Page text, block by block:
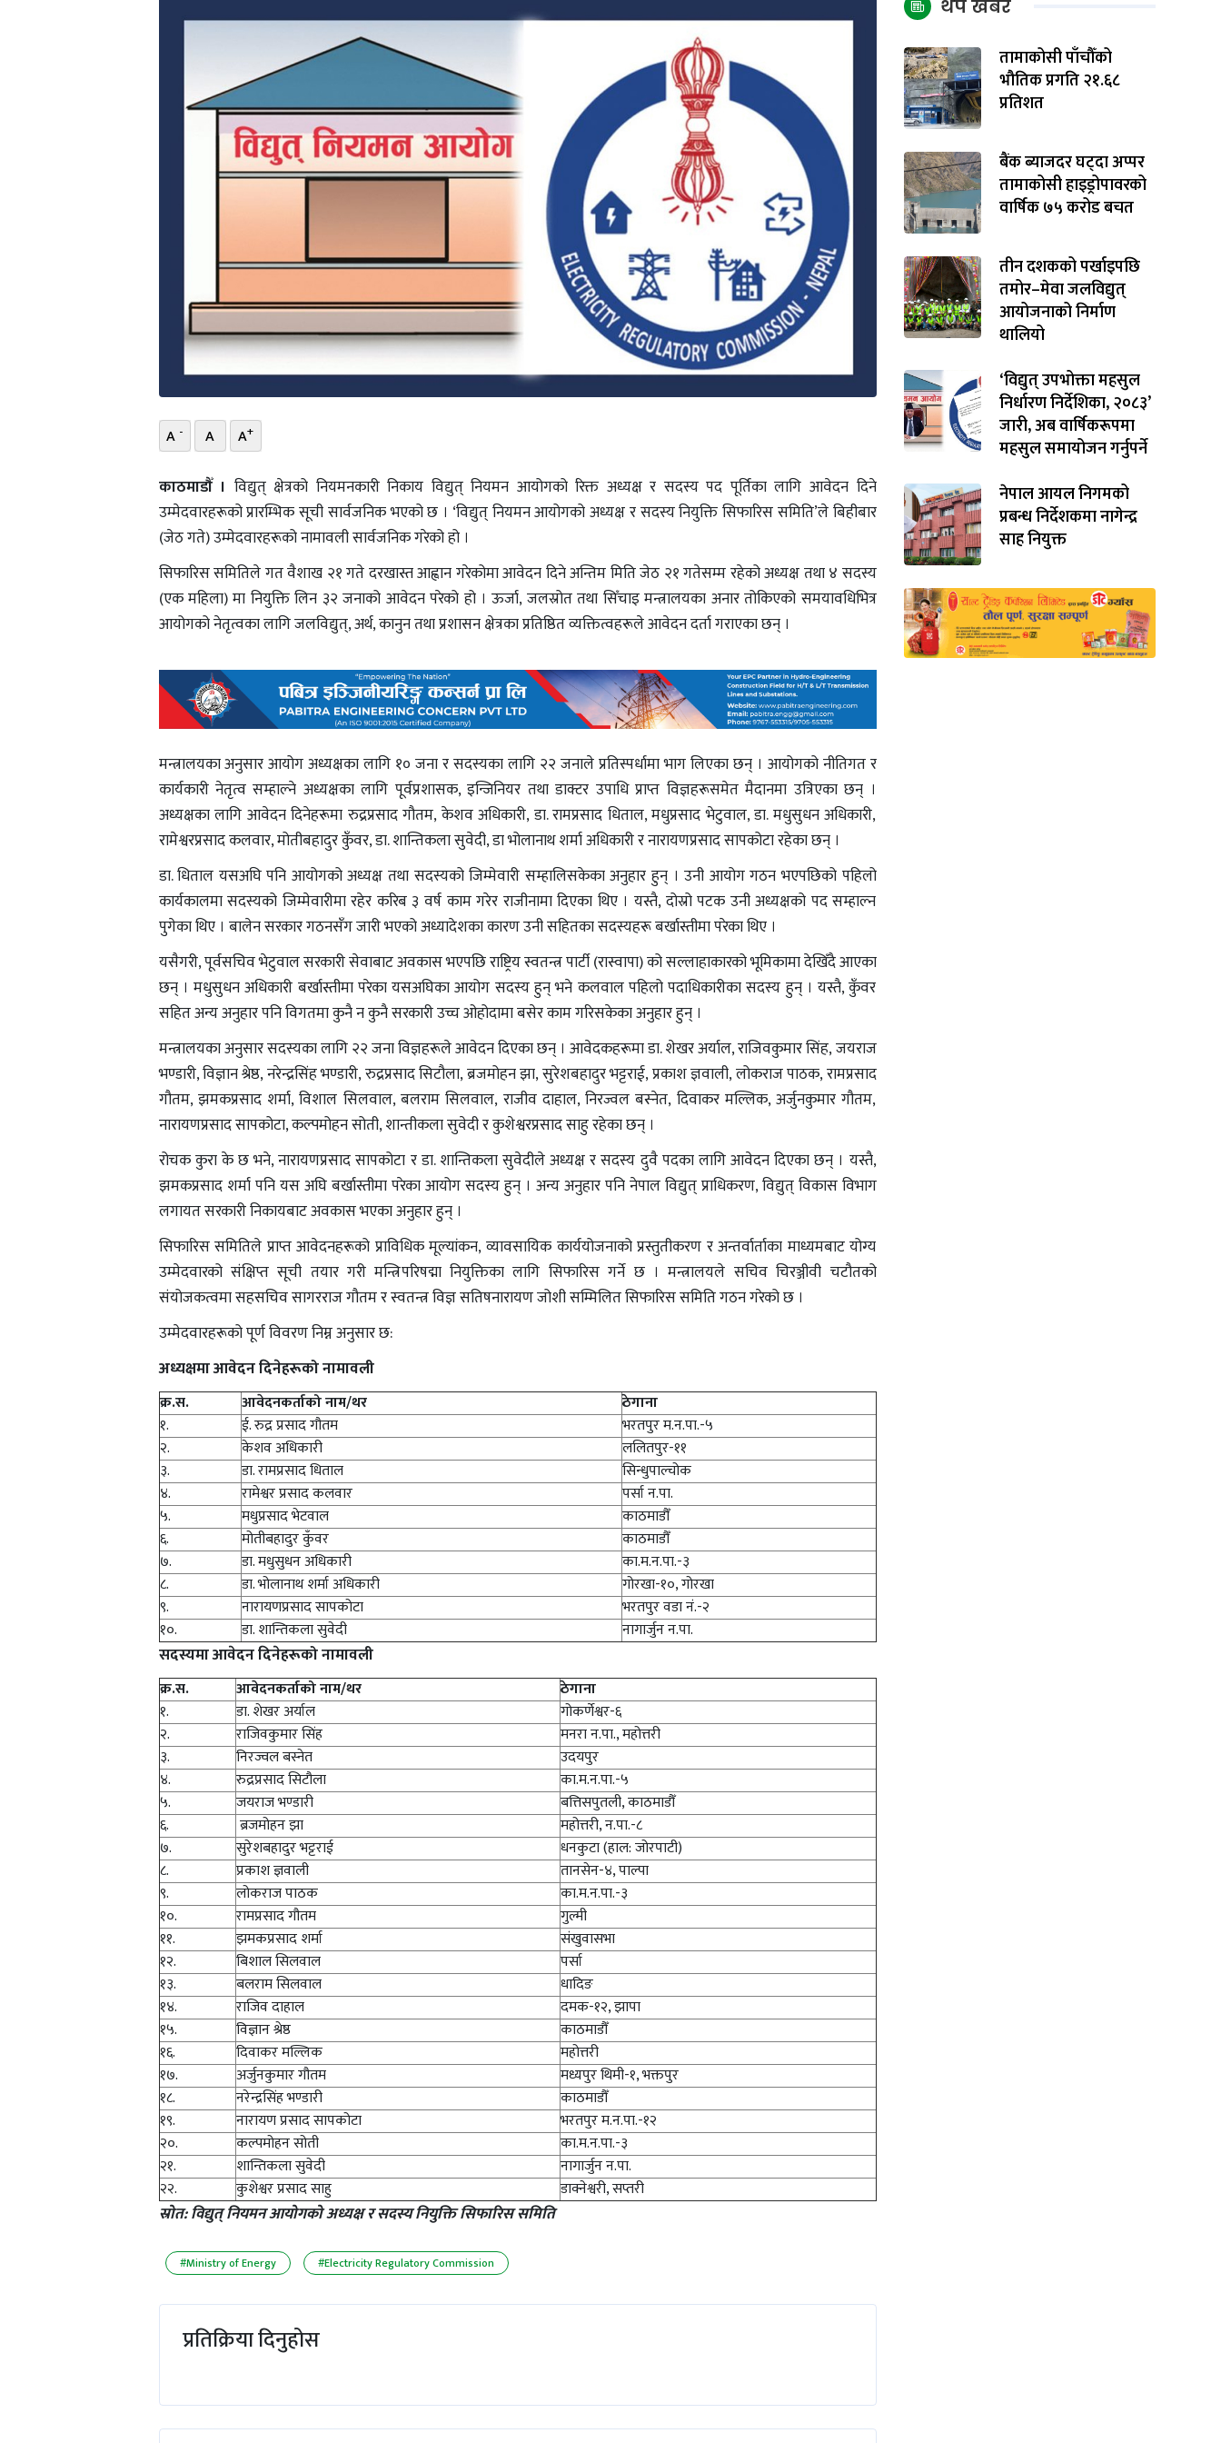
A - A A+
काठमाडौँ । विद्युत् क्षेत्रको नियमनकारी निकाय विद्युत् नियमन आयोगको रिक्त अध्यक्ष र सदस्य पद पूर्तिका लागि आवेदन दिने
उम्मेदवारहरूको प्रारम्भिक सूची सार्वजनिक भएको छ । ‘विद्युत् नियमन आयोगको अध्यक्ष र सदस्य नियुक्ति सिफारिस समिति’ले बिहीबार
(जेठ गते) उम्मेदवारहरूको नामावली सार्वजनिक गरेको हो ।
सिफारिस समितिले गत वैशाख २१ गते दरखास्त आह्वान गरेकोमा आवेदन दिने अन्तिम मिति जेठ २१ गतेसम्म रहेको अध्यक्ष तथा ४ सदस्य
(एक महिला) मा नियुक्ति लिन ३२ जनाको आवेदन परेको हो । ऊर्जा, जलस्रोत तथा सिँचाइ मन्त्रालयका अनार तोकिएको समयावधिभित्र
आयोगको नेतृत्वका लागि जलविद्युत्, अर्थ, कानुन तथा प्रशासन क्षेत्रका प्रतिष्ठित व्यक्तित्वहरूले आवेदन दर्ता गराएका छन् ।
मन्त्रालयका अनुसार आयोग अध्यक्षका लागि १० जना र सदस्यका लागि २२ जनाले प्रतिस्पर्धामा भाग लिएका छन् । आयोगको नीतिगत र
कार्यकारी नेतृत्व सम्हाल्ने अध्यक्षका लागि पूर्वप्रशासक, इन्जिनियर तथा डाक्टर उपाधि प्राप्त विज्ञहरूसमेत मैदानमा उत्रिएका छन् ।
अध्यक्षका लागि आवेदन दिनेहरूमा रुद्रप्रसाद गौतम, केशव अधिकारी, डा. रामप्रसाद धिताल, मधुप्रसाद भेटुवाल, डा. मधुसुधन अधिकारी,
रामेश्वरप्रसाद कलवार, मोतीबहादुर कुँवर, डा. शान्तिकला सुवेदी, डा भोलानाथ शर्मा अधिकारी र नारायणप्रसाद सापकोटा रहेका छन् ।
डा. धिताल यसअघि पनि आयोगको अध्यक्ष तथा सदस्यको जिम्मेवारी सम्हालिसकेका अनुहार हुन् । उनी आयोग गठन भएपछिको पहिलो
कार्यकालमा सदस्यको जिम्मेवारीमा रहेर करिब ३ वर्ष काम गरेर राजीनामा दिएका थिए । यस्तै, दोस्रो पटक उनी अध्यक्षको पद सम्हाल्न
पुगेका थिए । बालेन सरकार गठनसँग जारी भएको अध्यादेशका कारण उनी सहितका सदस्यहरू बर्खास्तीमा परेका थिए ।
यसैगरी, पूर्वसचिव भेटुवाल सरकारी सेवाबाट अवकास भएपछि राष्ट्रिय स्वतन्त्र पार्टी (रास्वापा) को सल्लाहाकारको भूमिकामा देखिँदै आएका
छन् । मधुसुधन अधिकारी बर्खास्तीमा परेका यसअघिका आयोग सदस्य हुन् भने कलवाल पहिलो पदाधिकारीका सदस्य हुन् । यस्तै, कुँवर
सहित अन्य अनुहार पनि विगतमा कुनै न कुनै सरकारी उच्च ओहोदामा बसेर काम गरिसकेका अनुहार हुन् ।
मन्त्रालयका अनुसार सदस्यका लागि २२ जना विज्ञहरूले आवेदन दिएका छन् । आवेदकहरूमा डा. शेखर अर्याल, राजिवकुमार सिंह, जयराज
भण्डारी, विज्ञान श्रेष्ठ, नरेन्द्रसिंह भण्डारी, रुद्रप्रसाद सिटौला, ब्रजमोहन झा, सुरेशबहादुर भट्टराई, प्रकाश ज्ञवाली, लोकराज पाठक, रामप्रसाद
गौतम, झमकप्रसाद शर्मा, विशाल सिलवाल, बलराम सिलवाल, राजीव दाहाल, निरज्वल बस्नेत, दिवाकर मल्लिक, अर्जुनकुमार गौतम,
नारायणप्रसाद सापकोटा, कल्पमोहन सोती, शान्तीकला सुवेदी र कुशेश्वरप्रसाद साहु रहेका छन् ।
रोचक कुरा के छ भने, नारायणप्रसाद सापकोटा र डा. शान्तिकला सुवेदीले अध्यक्ष र सदस्य दुवै पदका लागि आवेदन दिएका छन् । यस्तै,
झमकप्रसाद शर्मा पनि यस अघि बर्खास्तीमा परेका आयोग सदस्य हुन् । अन्य अनुहार पनि नेपाल विद्युत् प्राधिकरण, विद्युत् विकास विभाग
लगायत सरकारी निकायबाट अवकास भएका अनुहार हुन् ।
सिफारिस समितिले प्राप्त आवेदनहरूको प्राविधिक मूल्यांकन, व्यावसायिक कार्ययोजनाको प्रस्तुतीकरण र अन्तर्वार्ताका माध्यमबाट योग्य
उम्मेदवारको संक्षिप्त सूची तयार गरी मन्त्रिपरिषद्मा नियुक्तिका लागि सिफारिस गर्ने छ । मन्त्रालयले सचिव चिरञ्जीवी चटौतको
संयोजकत्वमा सहसचिव सागरराज गौतम र स्वतन्त्र विज्ञ सतिषनारायण जोशी सम्मिलित सिफारिस समिति गठन गरेको छ ।
उम्मेदवारहरूको पूर्ण विवरण निम्न अनुसार छ:
अध्यक्षमा आवेदन दिनेहरूको नामावली
क्र.स. आवेदनकर्ताको नाम/थर
ठेगाना
१.
ई. रुद्र प्रसाद गौतम
भरतपुर म.न.पा.-५
२.
केशव अधिकारी
ललितपुर-११
३.
डा. रामप्रसाद धिताल
सिन्धुपाल्चोक
४.
रामेश्वर प्रसाद कलवार
पर्सा न.पा.
५.
मधुप्रसाद भेटवाल
काठमाडौँ
६.
मोतीबहादुर कुँवर
काठमाडौँ
७.
डा. मधुसुधन अधिकारी
का.म.न.पा.-३
८.
डा. भोलानाथ शर्मा अधिकारी
गोरखा-१०, गोरखा
९.
नारायणप्रसाद सापकोटा
भरतपुर वडा नं.-२
१०.
डा. शान्तिकला सुवेदी नागार्जुन न.पा.
सदस्यमा आवेदन दिनेहरूको नामावली
क्र.स. आवेदनकर्ताको नाम/थर
ठेगाना
१.
डा. शेखर अर्याल
गोकर्णेश्वर-६
२.
राजिवकुमार सिंह
मनरा न.पा., महोत्तरी
३.
निरज्वल बस्नेत
उदयपुर
४.
रुद्रप्रसाद सिटौला
का.म.न.पा.-५
५.
जयराज भण्डारी
बत्तिसपुतली, काठमाडौँ
६.
ब्रजमोहन झा
महोत्तरी, न.पा.-८
७.
सुरेशबहादुर भट्टराई
धनकुटा (हाल: जोरपाटी)
८.
प्रकाश ज्ञवाली
तानसेन-४, पाल्पा
९.
लोकराज पाठक
का.म.न.पा.-३
१०.
रामप्रसाद गौतम
गुल्मी
११.
झमकप्रसाद शर्मा
संखुवासभा
१२.
बिशाल सिलवाल
पर्सा
१३.
बलराम सिलवाल
धादिङ
१४.
राजिव दाहाल
दमक-१२, झापा
१५.
विज्ञान श्रेष्ठ
काठमाडौँ
१६.
दिवाकर मल्लिक
महोत्तरी
१७.
अर्जुनकुमार गौतम
मध्यपुर थिमी-१, भक्तपुर
१८.
नरेन्द्रसिंह भण्डारी
काठमाडौँ
१९.
नारायण प्रसाद सापकोटा
भरतपुर म.न.पा.-१२
२०.
कल्पमोहन सोती
का.म.न.पा.-३
२१.
शान्तिकला सुवेदी
नागार्जुन न.पा.
२२.
कुशेश्वर प्रसाद साहु डाक्नेश्वरी, सप्तरी
स्रोत: विद्युत् नियमन आयोगको अध्यक्ष र सदस्य नियुक्ति सिफारिस समिति
#Ministry of Energy #Electricity Regulatory Commission
प्रतिक्रिया दिनुहोस
थप खबर
तामाकोसी पाँचौँको
भौतिक प्रगति २१.६८
प्रतिशत
बैंक ब्याजदर घट्दा अप्पर
तामाकोसी हाइड्रोपावरको
वार्षिक ७५ करोड बचत
तीन दशकको पर्खाइपछि
तमोर–मेवा जलविद्युत्
आयोजनाको निर्माण
थालियो
‘विद्युत् उपभोक्ता महसुल
निर्धारण निर्देशिका, २०८३’
जारी, अब वार्षिकरूपमा
महसुल समायोजन गर्नुपर्ने
नेपाल आयल निगमको
प्रबन्ध निर्देशकमा नागेन्द्र
साह नियुक्त